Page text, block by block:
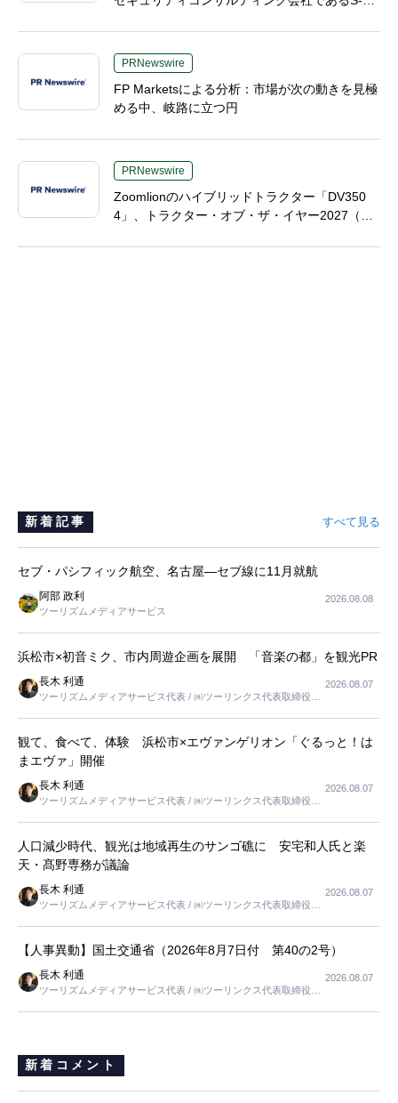
PRNewswire
FP Marketsによる分析：市場が次の動きを見極
める中、岐路に立つ円
PRNewswire
Zoomlionのハイブリッドトラクター「DV350
4」、トラクター・オブ・ザ・イヤー2027（TO
力農業機械分野で画期的成果
新着記事 すべて見る
セブ・パシフィック航空、名古屋―セブ線に11月就航
阿部 政利
ツーリズムメディアサービス
2026.08.08
浜松市×初音ミク、市内周遊企画を展開 「音楽の都」を観光PR
長木 利通
ツーリズムメディアサービス代表 / ㈱ツーリンクス代表取締役社
2026.08.07
観て、食べて、体験 浜松市×エヴァンゲリオン「ぐるっと！は
まエヴァ」開催
長木 利通
ツーリズムメディアサービス代表 / ㈱ツーリンクス代表取締役社
2026.08.07
人口減少時代、観光は地域再生のサンゴ礁に 安宅和人氏と楽
天・髙野専務が議論
長木 利通
ツーリズムメディアサービス代表 / ㈱ツーリンクス代表取締役社
2026.08.07
【人事異動】国土交通省（2026年8月7日付 第40の2号）
長木 利通
ツーリズムメディアサービス代表 / ㈱ツーリンクス代表取締役社
2026.08.07
新着コメント